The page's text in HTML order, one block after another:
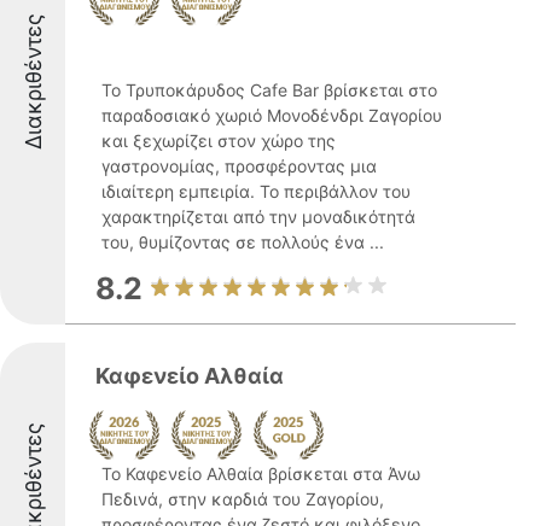
Διακριθέντες
Το Τρυποκάρυδος Cafe Bar βρίσκεται στο
παραδοσιακό χωριό Μονοδένδρι Ζαγορίου
και ξεχωρίζει στον χώρο της
γαστρονομίας, προσφέροντας μια
ιδιαίτερη εμπειρία. Το περιβάλλον του
χαρακτηρίζεται από την μοναδικότητά
του, θυμίζοντας σε πολλούς ένα ...
8.2
Διακριθέντες
Καφενείο Αλθαία
Το Καφενείο Αλθαία βρίσκεται στα Άνω
Πεδινά, στην καρδιά του Ζαγορίου,